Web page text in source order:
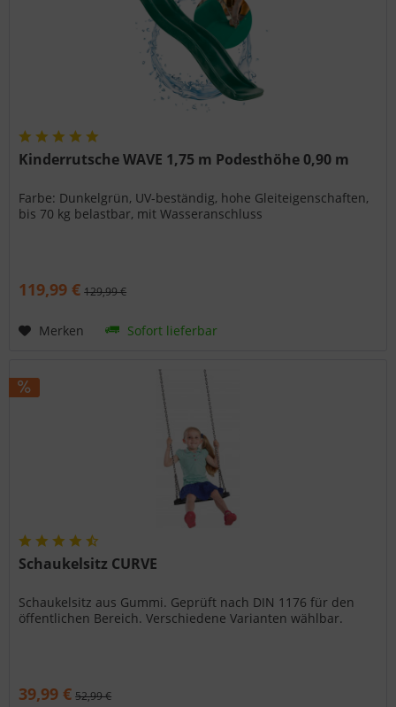
Kinderrutsche WAVE 1,75 m Podesthöhe 0,90 m
Farbe: Dunkelgrün, UV-beständig, hohe Gleiteigenschaften,
bis 70 kg belastbar, mit Wasseranschluss
119,99 € 129,99 €
Merken Sofort lieferbar
Schaukelsitz CURVE
Schaukelsitz aus Gummi. Geprüft nach DIN 1176 für den
öffentlichen Bereich. Verschiedene Varianten wählbar.
39,99 € 52,99 €